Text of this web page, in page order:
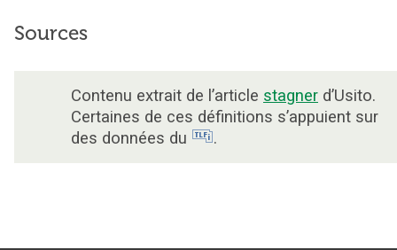
Sources
Contenu extrait de l’article stagner d’Usito.
Certaines de ces définitions s’appuient sur
des données du
.